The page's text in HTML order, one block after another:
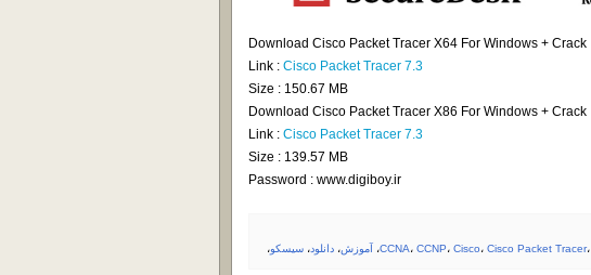
Download Cisco Packet Tracer X64 For Windows + Crack
Link : Cisco Packet Tracer 7.3
Size : 150.67 MB
Download Cisco Packet Tracer X86 For Windows + Crack
Link : Cisco Packet Tracer 7.3
Size : 139.57 MB
Password : www.digiboy.ir
CCNA، CCNP، Cisco، Cisco Packet Tracer، ، آموزش، دانلود، سیسکو،